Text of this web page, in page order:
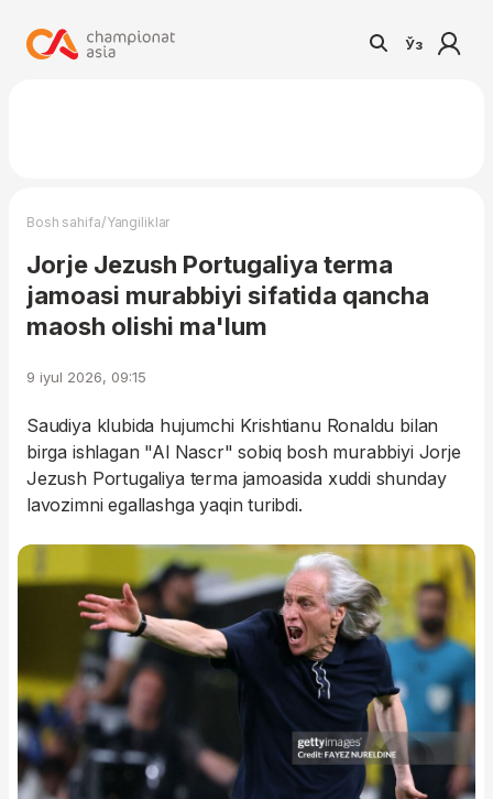
Ўз
Bosh sahifa/Yangiliklar
Jorje Jezush Portugaliya terma
jamoasi murabbiyi sifatida qancha
maosh olishi ma'lum
9 iyul 2026, 09:15
Saudiya klubida hujumchi Krishtianu Ronaldu bilan
birga ishlagan "Al Nascr" sobiq bosh murabbiyi Jorje
Jezush Portugaliya terma jamoasida xuddi shunday
lavozimni egallashga yaqin turibdi.